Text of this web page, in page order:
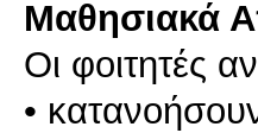
Μαθησιακά
Οι φοιτητές
•